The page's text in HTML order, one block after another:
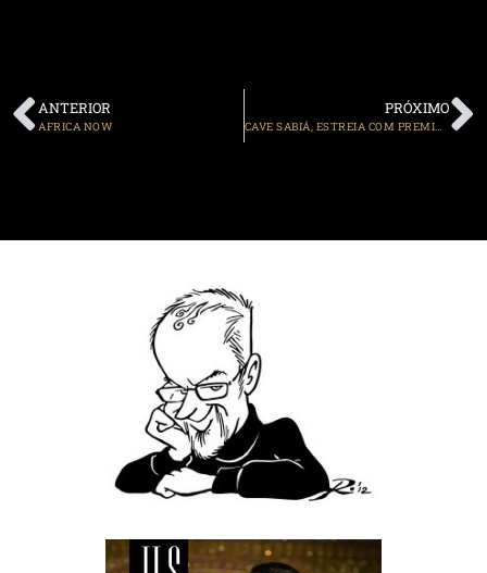
ANTERIOR
AFRICA NOW
PRÓXIMO
CAVE SABIÁ, ESTREIA COM PREMIAÇÃO